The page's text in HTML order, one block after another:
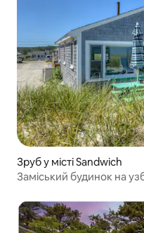
Зруб у місті Sandwich
Заміський будинок на